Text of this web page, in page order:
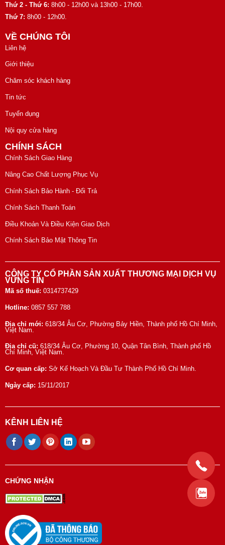
Thứ 2 - Thứ 6: 8h00 - 12h00 và 13h00 - 17h00.
Thứ 7: 8h00 - 12h00.
VỀ CHÚNG TÔI
Liên hệ
Giới thiệu
Chăm sóc khách hàng
Tin tức
Tuyển dụng
Nội quy cửa hàng
CHÍNH SÁCH
Chính Sách Giao Hàng
Nâng Cao Chất Lượng Phục Vụ
Chính Sách Bảo Hành - Đổi Trả
Chính Sách Thanh Toán
Điều Khoản Và Điều Kiện Giao Dịch
Chính Sách Bảo Mật Thông Tin
CÔNG TY CỔ PHẦN SẢN XUẤT THƯƠNG MẠI DỊCH VỤ
VỮNG TÍN
Mã số thuế: 0314737429
Hotline: 0857 557 788
Địa chỉ mới: 618/34 Âu Cơ, Phường Bảy Hiền, Thành phố Hồ Chí Minh,
Việt Nam.
Địa chỉ cũ: 618/34 Âu Cơ, Phường 10, Quận Tân Bình, Thành phố Hồ
Chí Minh, Việt Nam.
Cơ quan cấp: Sở Kế Hoạch Và Đầu Tư Thành Phố Hồ Chí Minh.
Ngày cấp: 15/11/2017
KÊNH LIÊN HỆ
CHỨNG NHẬN